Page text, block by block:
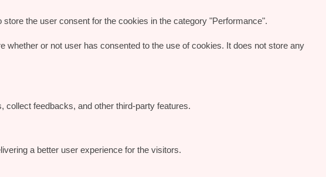
the user consent for the cookies in the category "Performance".
or not user has consented to the use of cookies. It does not store any
collect feedbacks, and other third-party features.
a better user experience for the visitors.